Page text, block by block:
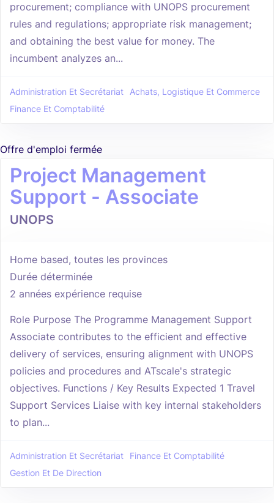
procurement; compliance with UNOPS procurement
rules and regulations; appropriate risk management;
and obtaining the best value for money. The
incumbent analyzes an...
Administration Et Secrétariat
Achats, Logistique Et Commerce
Finance Et Comptabilité
Offre d'emploi fermée
Project Management
Support - Associate
UNOPS
Home based, toutes les provinces
Durée déterminée
2 années expérience requise
Role Purpose The Programme Management Support
Associate contributes to the efficient and effective
delivery of services, ensuring alignment with UNOPS
policies and procedures and ATscale's strategic
objectives. Functions / Key Results Expected 1 Travel
Support Services Liaise with key internal stakeholders
to plan...
Administration Et Secrétariat
Finance Et Comptabilité
Gestion Et De Direction